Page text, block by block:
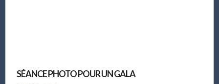
SÉANCE PHOTO POUR UN GALA